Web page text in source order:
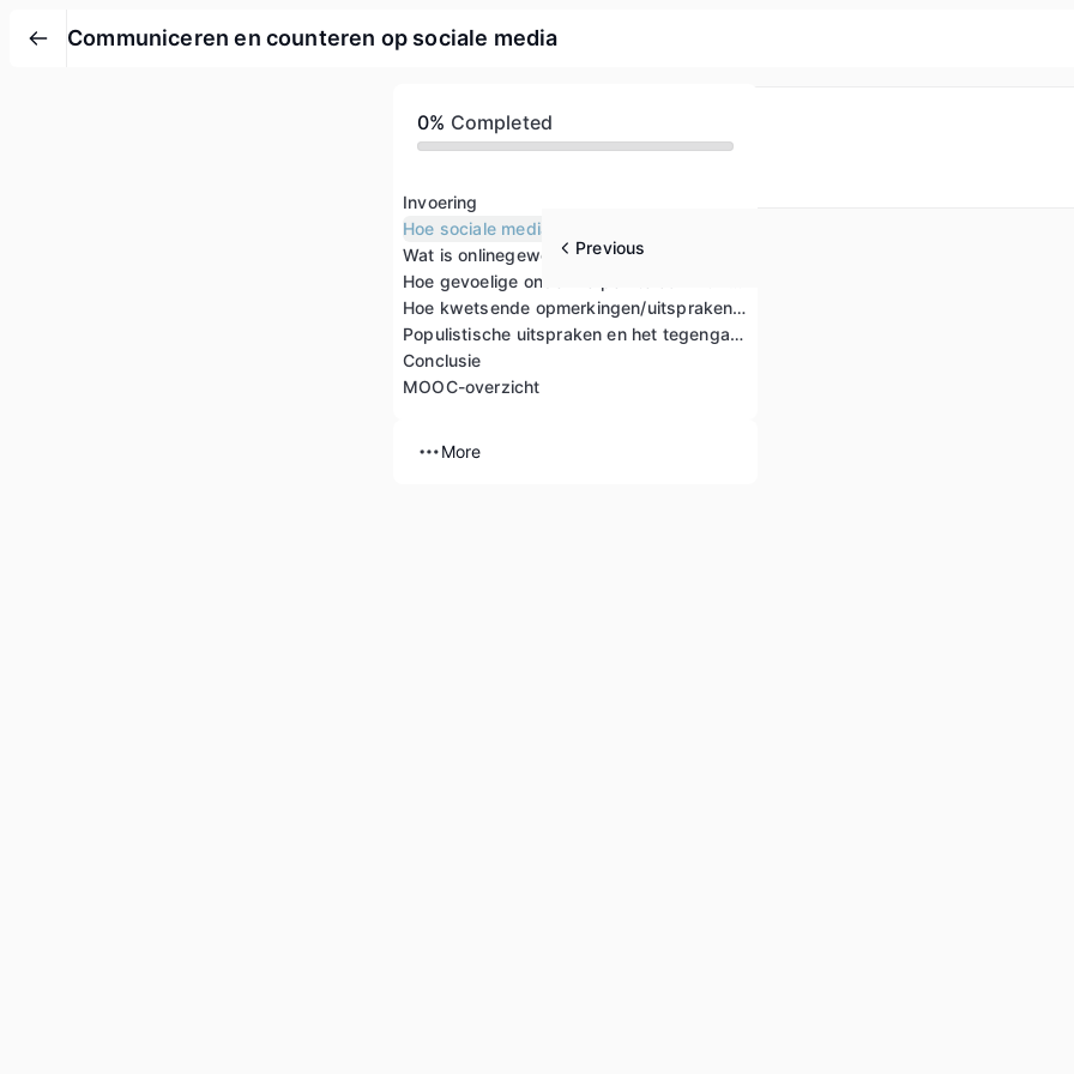
Communiceren en counteren op sociale media
0% Completed
Invoering
Hoe sociale media werken
Wat is onlinegeweld
Hoe kwetsende opmerkingen/uitspraken tegen te gaan
Populistische uitspraken en het tegengaan ervan op sociale media
Conclusie
MOOC-overzicht
More
Previous